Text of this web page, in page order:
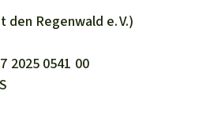
Regenwald e. V.)
2025 0541 00